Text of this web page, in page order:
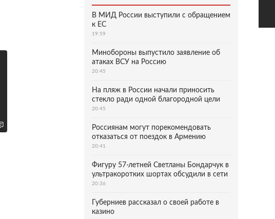
В МИД России выступили с обращением
к ЕС
19:59
Минобороны выпустило заявление об
атаках ВСУ на Россию
20:45
На пляж в России начали приносить
стекло ради одной благородной цели
20:45
Россиянам могут порекомендовать
отказаться от поездок в Армению
20:41
Фигуру 57-летней Светланы Бондарчук в
ультракоротких шортах обсудили в сети
20:36
Губерниев рассказал о своей работе в
казино